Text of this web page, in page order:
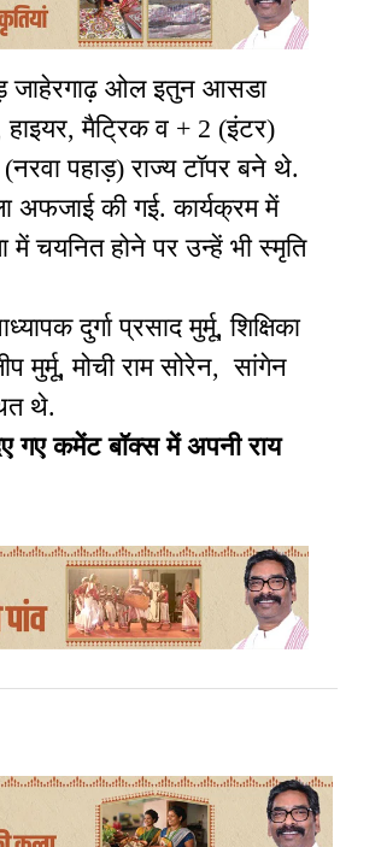
जाहेरगाढ़ ओल इतुन आसडा
हाइयर, मैट्रिक व + 2 (इंटर)
पहाड़) राज्य टॉपर बने थे.
अफजाई की गई. कार्यक्रम में
में चयनित होने पर उन्हें भी स्मृति
दुर्गा प्रसाद मुर्मू, शिक्षिका
मुर्मू, मोची राम सोरेन, सांगेन
थे.
कमेंट बॉक्स में अपनी राय